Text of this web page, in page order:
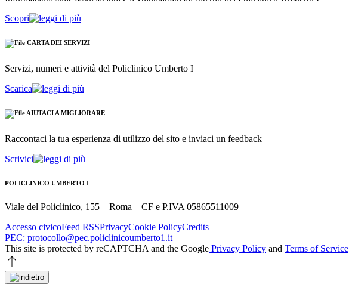
Scopri
CARTA DEI SERVIZI
Servizi, numeri e attività del Policlinico Umberto I
Scarica
AIUTACI A MIGLIORARE
Raccontaci la tua esperienza di utilizzo del sito e inviaci un feedback
Scrivici
POLICLINICO UMBERTO I
Viale del Policlinico, 155 – Roma – CF e P.IVA 05865511009
Accesso civicoFeed RSSPrivacyCookie PolicyCredits
PEC: protocollo@pec.policlinicoumberto1.it
This site is protected by reCAPTCHA and the Google Privacy Policy and Terms of Service